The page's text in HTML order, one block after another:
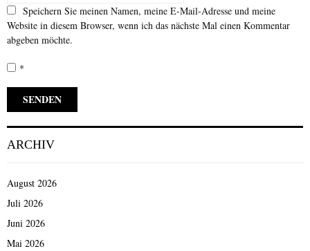
Speichern Sie meinen Namen, meine E-Mail-Adresse und meine
Website in diesem Browser, wenn ich das nächste Mal einen Kommentar
abgeben möchte.
*
ARCHIV
August 2026
Juli 2026
Juni 2026
Mai 2026